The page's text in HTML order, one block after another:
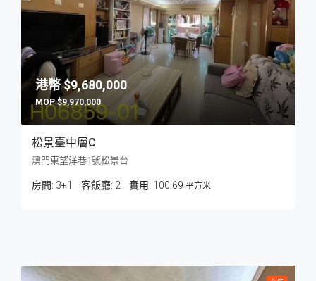
$9,680,000
$9,970,000
松景臺中層C
澳門東望洋巷1號松景台
房間: 3+1 客飯廳: 2 100.69 平方米